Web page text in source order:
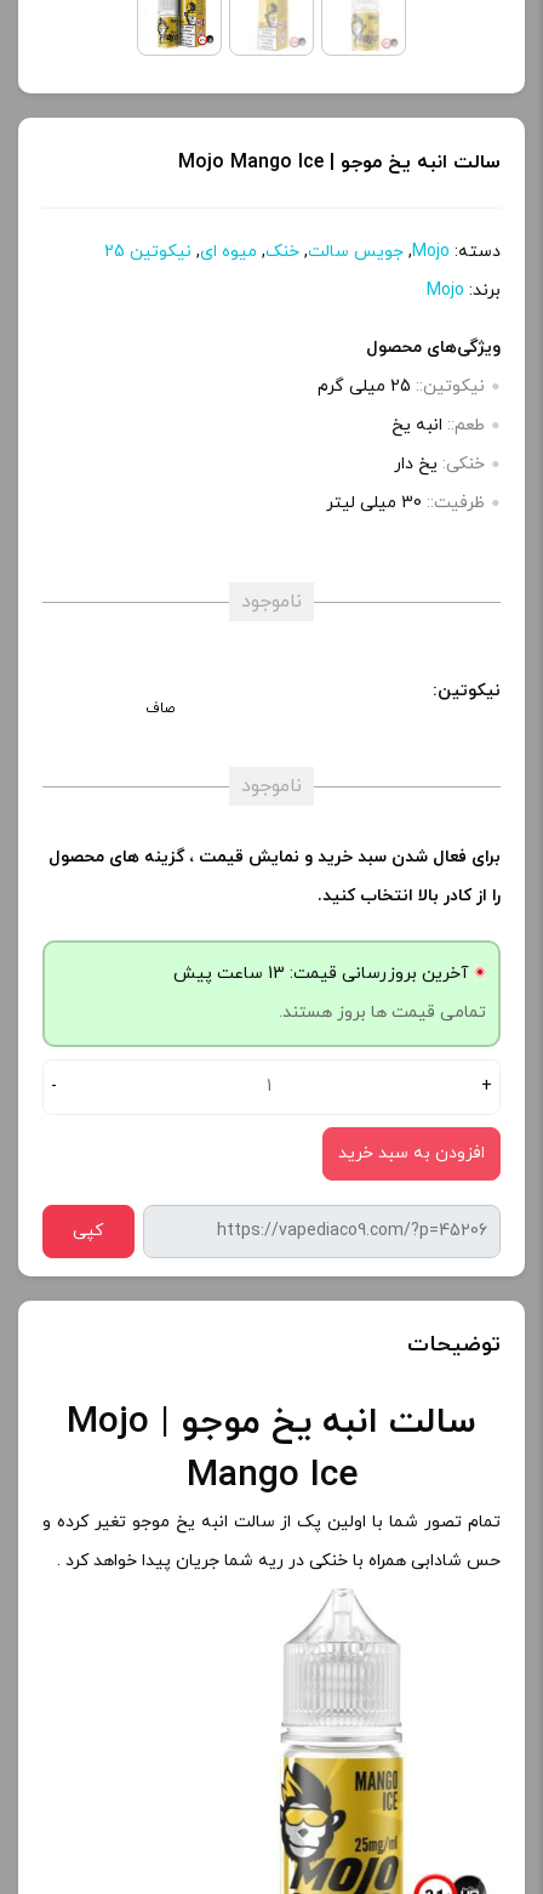
افزودن به سبد خرید
ک
افزودن به سبد خرید
ک
سالت انبه یخ موجو | Mojo Mango Ice
دسته: Mojo
, جویس سالت, خنک, میوه ای, نیکوتین 25
برند: Mojo
ویژگی‌های محصول
نیکوتین:: 25 میلی گرم
طعم:: انبه یخ
خنکی: یخ دار
ظرفیت:: 30 میلی‌ لیتر
ناموجود
نیکوتین:
صاف
ناموجود
برای فعال شدن سبد خرید و نمایش قیمت ، گزینه های محصول
را از کادر بالا انتخاب کنید.
آخرین بروزرسانی قیمت: 13 ساعت پیش
تمامی قیمت ها بروز هستند.
- +
افزودن به سبد خرید
کپی
توضیحات
سالت انبه یخ موجو | Mojo
Mango Ice
تمام تصور شما با اولین پک از سالت انبه یخ موجو تغیر کرده و
حس شادابی همراه با خنکی در ریه شما جریان پیدا خواهد کرد .